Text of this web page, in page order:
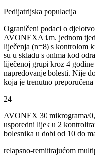
Pedijatrijska populacija
Ograničeni podaci o
AVONEXA i.m. jednom
liječenja (n=8) s kontrolom
su u skladu s onima kod
liječenoj grupi kroz 4 godine
napredovanje bolesti. Nije
koja je trenutno preporučena
24
AVONEX 30 mikrograma/
usporedni lijek u 2
bolesnika u dobi od 10 do
relapsno-remitirajućom